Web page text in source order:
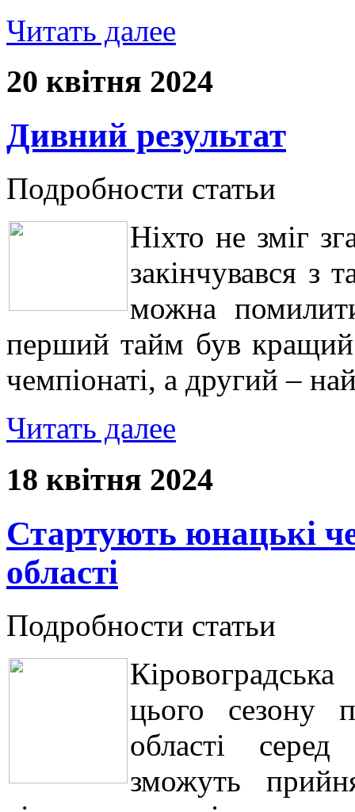
Читать далее
20 квітня 2024
Дивний результат
Подробности статьи
Ніхто не зміг
закінчувався з
можна
перший тайм був кращий
чемпіонаті, а другий –
Читать далее
18 квітня 2024
Стартують юнацькі
області
Подробности статьи
цього сезону
області
зможуть